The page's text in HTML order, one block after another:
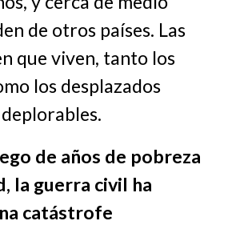
de otros países. Las
que viven, tanto los
los desplazados
de años de pobreza
la guerra civil ha
catástrofe